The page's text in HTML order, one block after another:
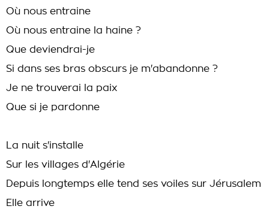
Où nous entraine
Où nous entraine la haine ?
Que deviendrai-je
Si dans ses bras obscurs je m'abandonne ?
Je ne trouverai la paix
Que si je pardonne
La nuit s'installe
Sur les villages d'Algérie
Depuis longtemps elle tend ses voiles sur Jérusalem
Elle arrive